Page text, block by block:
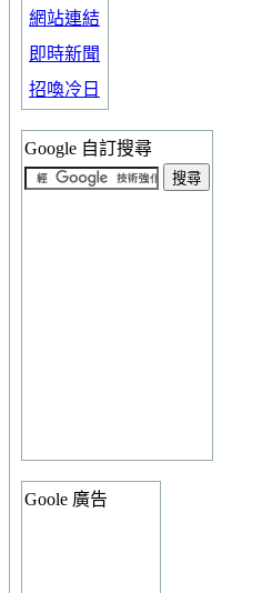
網站連結
即時新聞
招喚冷日
Google 自訂搜尋
Goole 廣告